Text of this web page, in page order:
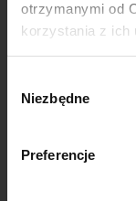
otrzymanymi od
korzystania z ich
zgody
Niezbędne
Preferencje